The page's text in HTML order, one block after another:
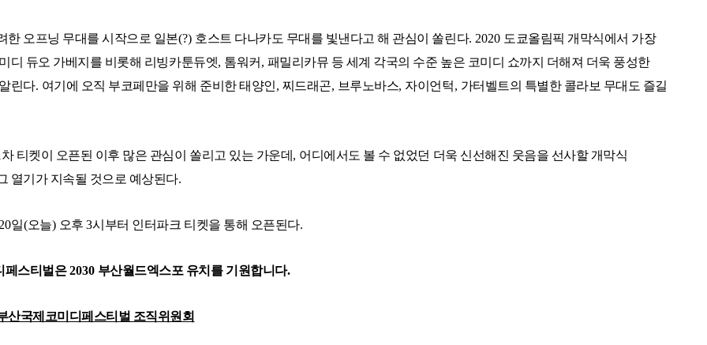
한 오프닝 무대를 시작으로 일본(?) 호스트 다나카도 무대를 빛낸다고 해 관심이 쏠린다. 2020 도쿄올림픽 개막식에서 가장
디 듀오 가베지를 비롯해 리빙카툰듀엣, 톰워커 , 패밀리카뮤 등 세계 각국의 수준 높은 코미디 쇼까지 더해져 더욱 풍성한
린다. 여기에 오직 부코페만을 위해 준비한 태양인, 찌드래곤, 브루노바스, 자이언턱, 가터벨트의 특별한 콜라보 무대도 즐길
차 티켓이 오픈된 이후 많은 관심이 쏠리고 있는 가운데 , 어디에서도 볼 수 없었던 더욱 신선해진 웃음을 선사할 개막식
열기가 지속될 것으로 예상된다.
20일(오늘) 오후3시부터 인터파크 티켓을 통해 오픈된다.
페스티벌은2030 부산월드엑스포 유치를 기원합니다.
산국제코미디페스티벌 조직위원회